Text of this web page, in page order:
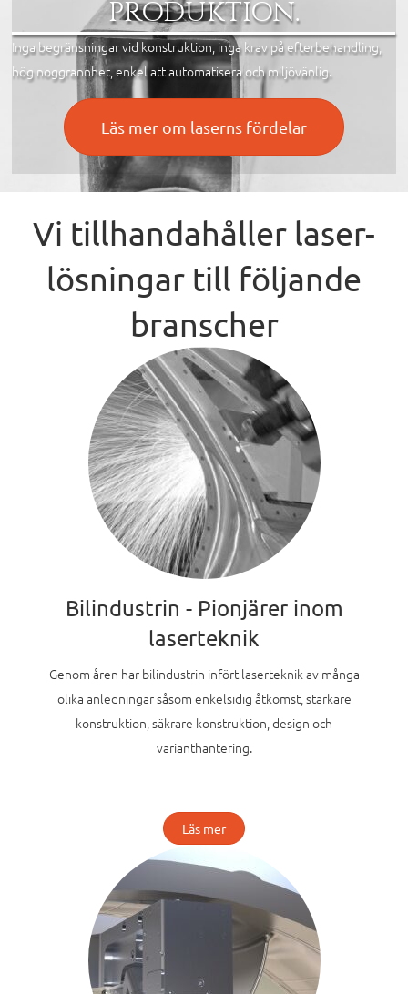
PRODUKTION.
Inga begränsningar vid konstruktion, inga krav på efterbehandling,
hög noggrannhet, enkel att automatisera och miljövänlig.
Läs mer om laserns fördelar
Vi tillhandahåller laser-
lösningar till följande
branscher
Bilindustrin - Pionjärer inom
laserteknik
Genom åren har bilindustrin infört laserteknik av många
olika anledningar såsom enkelsidig åtkomst, starkare
konstruktion, säkrare konstruktion, design och
varianthantering.
Läs mer